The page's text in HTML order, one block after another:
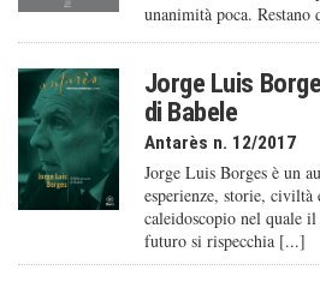
unanimità poca.
Jorge Luis
di Babele
Antarès n. 12/2017
Jorge Luis Borges è un
esperienze, storie, civiltà
caleido­scopio nel quale
futuro si rispecchia [...]